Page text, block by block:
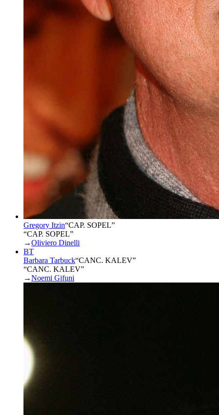
Gregory Itzin“CAP. SOPEL”
“CAP. SOPEL”
→Oliviero Dinelli
BT
Barbara Tarbuck“CANC. KALEV”
“CANC. KALEV”
→Noemi Gifuni